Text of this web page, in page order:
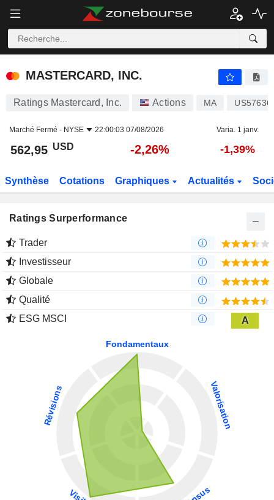
MASTERCARD, INC.
MASTERCARD, INC.
Ratings Mastercard, Inc. Actions MA
Marché Fermé - NYSE 22:00:03 07/08/2026 Varia. 1 janv.
562,95 USD -2,26% -1,39%
Synthèse Cotations Graphiques Actualités
Ratings Surperformance
Trader
Investisseur
Globale
Qualité
ESG MSCI
A